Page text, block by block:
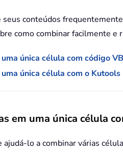
conteúdos
como combinar facilmente e
única célula com código
única célula com o
em uma única célula
lo a combinar várias